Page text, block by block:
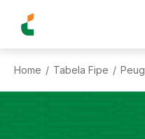
Home / Tabela Fipe /